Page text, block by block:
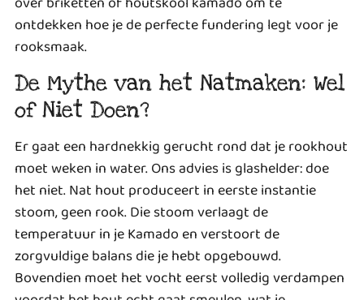
ontdekken hoe je de perfecte fundering legt voor je
rooksmaak.
De Mythe van het Natmaken: Wel
of Niet Doen?
Er gaat een hardnekkig gerucht rond dat je rookhout
moet weken in water. Ons advies is glashelder: doe
het niet. Nat hout produceert in eerste instantie
stoom, geen rook. Die stoom verlaagt de
temperatuur in je Kamado en verstoort de
zorgvuldige balans die je hebt opgebouwd.
Bovendien moet het vocht eerst volledig verdampen